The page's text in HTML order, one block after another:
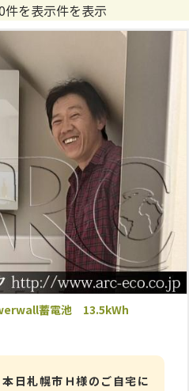
を表示件を表示
蓄電池 13.5kWh
日札幌市Ｈ様のご自宅に